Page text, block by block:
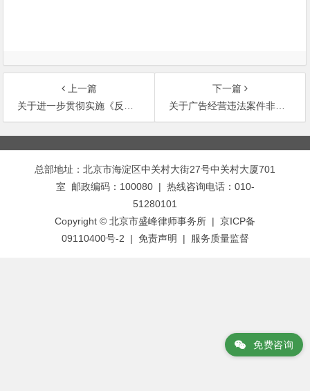
上一篇
关于进一步贯彻实施《反不正当竞争法》的若干意见
下一篇
关于广告经营违法案件非法所得计算方法问题的通知
文
章
总部地址：北京市海淀区中关村大街27号中关村大厦701
室 邮政编码：100080 | 热线咨询电话：010-
51280101
Copyright © 北京市盛峰律师事务所 | 京ICP备
09110400号-2 | 免责声明 | 服务质量监督
免费咨询